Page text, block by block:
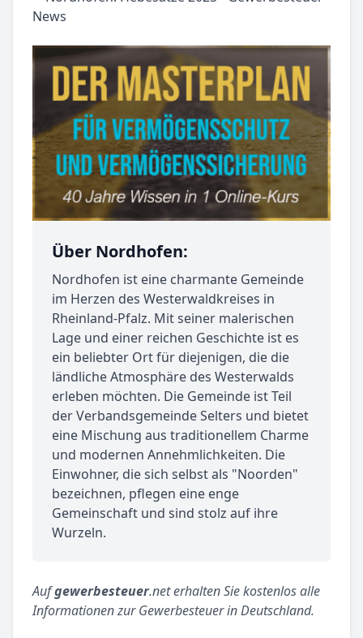
Über Nordhofen:
Nordhofen ist eine charmante Gemeinde
im Herzen des Westerwaldkreises in
Rheinland-Pfalz. Mit seiner malerischen
Lage und einer reichen Geschichte ist es
ein beliebter Ort für diejenigen, die die
ländliche Atmosphäre des Westerwalds
erleben möchten. Die Gemeinde ist Teil
der Verbandsgemeinde Selters und bietet
eine Mischung aus traditionellem Charme
und modernen Annehmlichkeiten. Die
Einwohner, die sich selbst als "Noorden"
bezeichnen, pflegen eine enge
Gemeinschaft und sind stolz auf ihre
Wurzeln.
Aufgewerbesteuer.net erhalten Sie kostenlos alle
Informationen zur Gewerbesteuer in Deutschland.